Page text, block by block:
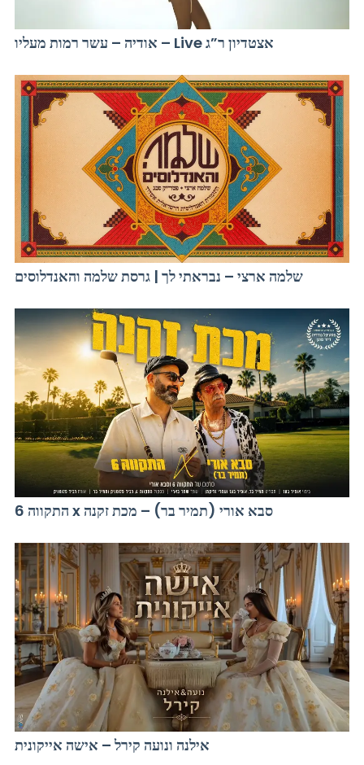
אודיה – עשר רמות מעליו – Live אצטדיון ר”ג
שלמה ארצי – נבראתי לך | גרסת שלמה והאנדלוסים
התקווה 6 x סבא אורי (תמיר בר) – מכת זקנה
אילנה ונועה קירל – אישה אייקונית